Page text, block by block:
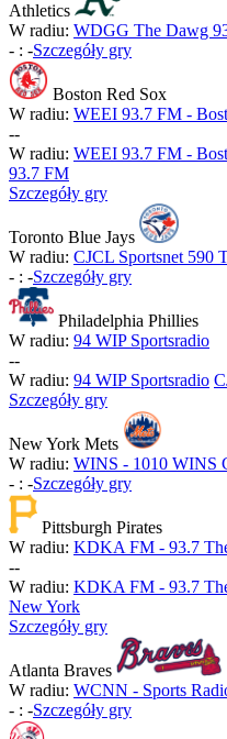
Athletics
W radiu: WDGG The Dawg
- : -Szczegóły gry
Boston Red Sox
W radiu: WEEI 93.7 FM -
--
W radiu: WEEI 93.7 FM -
93.7 FM
Szczegóły gry
Toronto Blue Jays
W radiu: CJCL Sportsnet 590
- : -Szczegóły gry
Philadelphia Phillies
W radiu: 94 WIP Sportsradio
--
W radiu: 94 WIP Sportsradio
Szczegóły gry
New York Mets
W radiu: WINS - 1010 WINS
- : -Szczegóły gry
Pittsburgh Pirates
W radiu: KDKA FM - 93.7
--
W radiu: KDKA FM - 93.7
New York
Szczegóły gry
Atlanta Braves
W radiu: WCNN - Sports
- : -Szczegóły gry